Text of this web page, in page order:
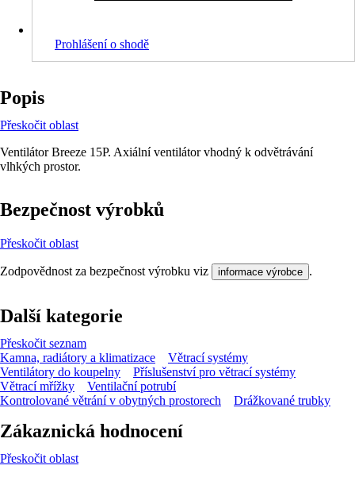
Prohlášení o shodě
Popis
Přeskočit oblast
Ventilátor Breeze 15P. Axiální ventilátor vhodný k odvětrávání
vlhkých prostor.
Bezpečnost výrobků
Přeskočit oblast
Zodpovědnost za bezpečnost výrobku viz informace výrobce .
Další kategorie
Přeskočit seznam
Kamna, radiátory a klimatizace
Větrací systémy
Ventilátory do koupelny
Příslušenství pro větrací systémy
Větrací mřížky
Ventilační potrubí
Kontrolované větrání v obytných prostorech
Drážkované trubky
Zákaznická hodnocení
Přeskočit oblast